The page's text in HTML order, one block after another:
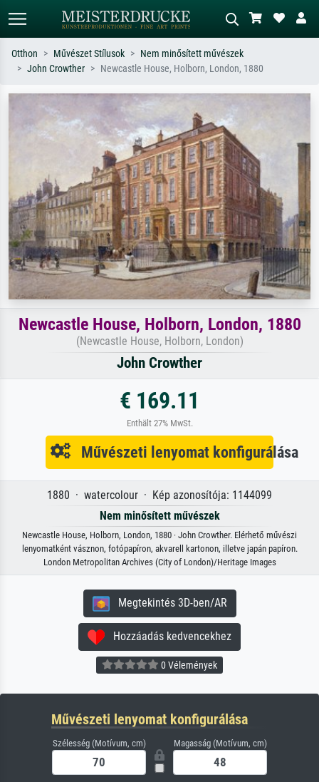
Keressen művész, műcím vagy stílus
szerint – pl. Monet, Csillagos éj,
impresszionizmus, Hokusai-hullám,
Írja le a jelenetet – pl. zöld rét, sok
piros absztrakt, sötét olajkép, álló akt
egy fa mellett.
Otthon Művészet Stílusok
Nem minősített művészek
John Crowther
Newcastle House, Holborn, London, 1880
Newcastle House, Holborn, London, 1880
(Newcastle House, Holborn, London)
John Crowther
€ 169.11
Enthält 27% MwSt.
Művészeti lenyomat konfigurálása
1880 · watercolour · Kép azonosítója: 1144099
Nem minősített művészek
Newcastle House, Holborn, London, 1880 · John Crowther. Elérhető művészi
lenyomatként vásznon, fotópapíron, akvarell kartonon, illetve japán papíron.
London Metropolitan Archives (City of London)/Heritage Images
Megtekintés 3D-ben/AR
Hozzáadás kedvencekhez
0 Vélemények
Művészeti lenyomat konfigurálása
Szélesség (Motívum, cm) Magasság (Motívum, cm)